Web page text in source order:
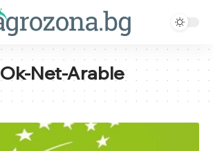
Ok-Net-Arable